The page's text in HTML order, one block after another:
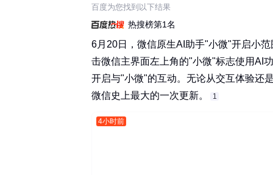
百度为您找到以下结果
热搜榜第1名
6月20日，微信原生AI助手"小微"开启小
击微信主界面左上角的"小微"标志使用AI
开启与"小微"的互动。无论从交互体验还
微信史上最大的一次更新。‌‌
1
4小时前